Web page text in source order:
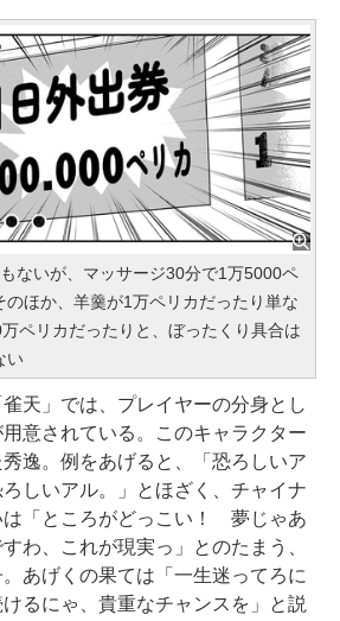
ないが、マッサージ30分で1万5000ペ
のほか、羊羹が1万ペリカだったり単な
ペリカだったりと、ぼったくり具合は
い
天」では、プレイヤーの分身とし
意されている。このキャラクター
逸。例をあげると、「恐ろしいア
しいアル。」とほざく、チャイナ
は「ところがどっこい！ 夢じゃあ
わ、これが現実っ」とのたまう、
あげくの果ては「一生迷ってろに
るにゃ、貴重なチャンスを」と説